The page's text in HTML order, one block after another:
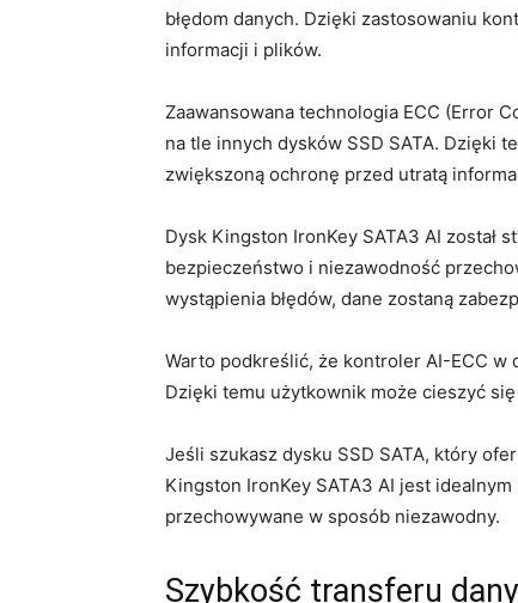
błędom danych. Dzięki zastosowaniu
informacji i plików.
Zaawansowana technologia ECC (Error
na tle innych ‍dysków SSD SATA. Dzięki
zwiększoną ochronę przed utratą
Dysk ​Kingston IronKey​ SATA3⁣ AI został
bezpieczeństwo i niezawodność
wystąpienia błędów, dane zostaną
Warto podkreślić, że kontroler ​AI-ECC ​w
Dzięki temu‌ użytkownik może cieszyć⁤
Jeśli ⁣szukasz dysku⁣ SSD SATA, który
Kingston ⁣IronKey SATA3 AI jest
przechowywane w sposób niezawodny.
Szybkość transferu‍